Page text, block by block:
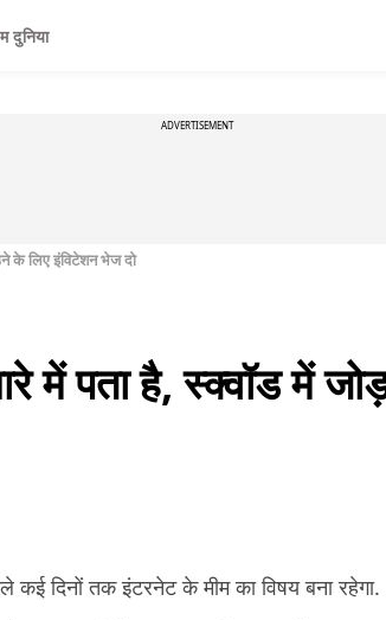
दुनिया
ADVERTISEMENT
के लिए इंविटेशन भेज दो
में पता है, स्क्वॉड में
कई दिनों तक इंटरनेट के मीम का विषय बना रहेगा.